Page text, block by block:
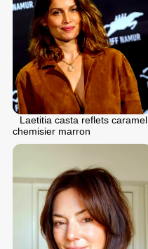
Laetitia casta reflets caramel
chemisier marron